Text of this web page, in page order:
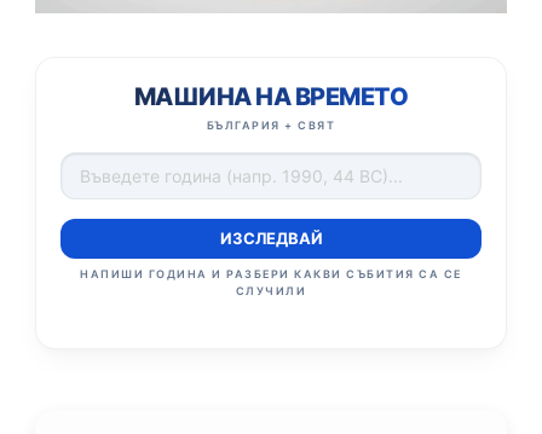
МАШИНА НА ВРЕМЕТО
БЪЛГАРИЯ + СВЯТ
ИЗСЛЕДВАЙ
НАПИШИ ГОДИНА И РАЗБЕРИ КАКВИ СЪБИТИЯ СА СЕ
СЛУЧИЛИ